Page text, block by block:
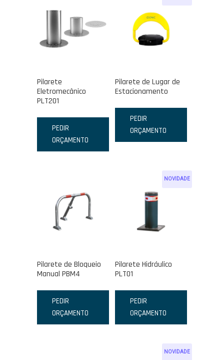
Pilarete
Eletromecânico
PLT201
PEDIR
ORÇAMENTO
Pilarete de Lugar de
Estacionamento
PEDIR
ORÇAMENTO
Pilarete de Bloqueio
Manual PBM4
PEDIR
ORÇAMENTO
NOVIDADE
Pilarete Hidráulico
PLT01
PEDIR
ORÇAMENTO
NOVIDADE